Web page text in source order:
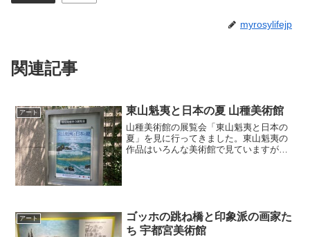
myrosylifejp
関連記事
アート 東山魁夷と日本の夏 山種美術館
山種美術館の展覧会「東山魁夷と日本の
夏」を見に行ってきました。東山魁夷の
作品はいろんな美術館で見ていますが、
アート
ゴッホの跳ね橋と印象派の画家た
ち 宇都宮美術館